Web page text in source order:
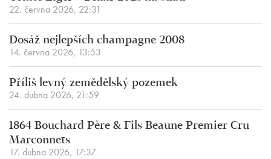
22. června 2026, 22:31
Dosáž nejlepších champagne 2008
14. června 2026, 13:53
Příliš levný zemědělský pozemek
24. dubna 2026, 21:59
1864 Bouchard Père & Fils Beaune Premier Cru
Marconnets
17. dubna 2026, 17:37